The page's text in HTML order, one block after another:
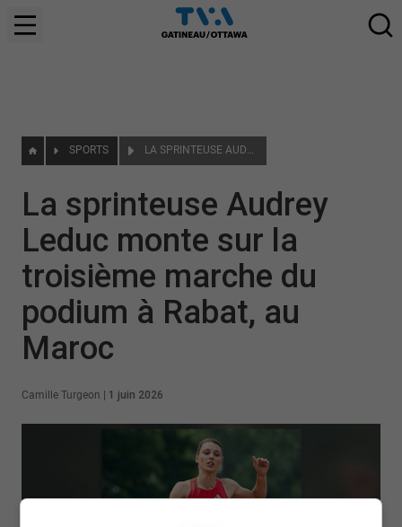
SPORTS LA SPRINTEUSE AUDREY LEDUC MONTE SUR LA TROISIÈME MARCHE DU PODIUM À RABAT, AU MAROC
La sprinteuse Audrey
Leduc monte sur la
troisième marche du
podium à Rabat, au
Maroc
Camille Turgeon 1 juin 2026